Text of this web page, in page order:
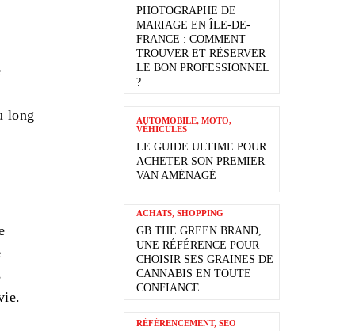
long
PHOTOGRAPHE DE
MARIAGE EN ÎLE-DE-
FRANCE : COMMENT
TROUVER ET RÉSERVER
LE BON PROFESSIONNEL
?
AUTOMOBILE, MOTO,
VÉHICULES
LE GUIDE ULTIME POUR
ACHETER SON PREMIER
VAN AMÉNAGÉ
ACHATS, SHOPPING
GB THE GREEN BRAND,
UNE RÉFÉRENCE POUR
CHOISIR SES GRAINES DE
CANNABIS EN TOUTE
CONFIANCE
RÉFÉRENCEMENT, SEO